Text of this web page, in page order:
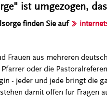
ist umgezogen,
finden Sie auf
Frauen aus mehreren
oder die
- jeder und jede bringt die
damit offen für Fragen